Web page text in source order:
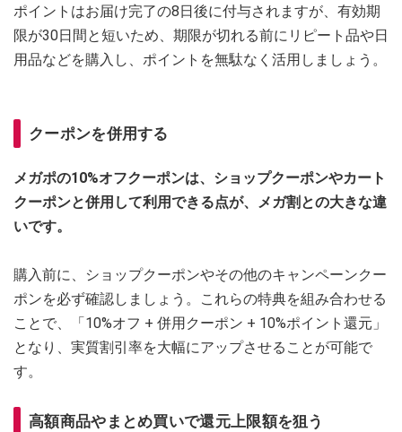
ポイントはお届け完了の8日後に付与されますが、有効期
限が30日間と短いため、期限が切れる前にリピート品や日
用品などを購入し、ポイントを無駄なく活用しましょう。
クーポンを併用する
メガポの10%オフクーポンは、ショップクーポンやカート
クーポンと併用して利用できる点が、メガ割との大きな違
いです。
購入前に、ショップクーポンやその他のキャンペーンクー
ポンを必ず確認しましょう。これらの特典を組み合わせる
ことで、「10%オフ + 併用クーポン + 10%ポイント還元」
となり、実質割引率を大幅にアップさせることが可能で
す。
高額商品やまとめ買いで還元上限額を狙う